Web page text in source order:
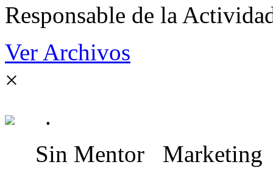
Responsable de la
Ver Archivos
×
.
Sin Mentor Marketing